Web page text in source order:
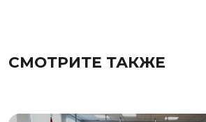
СМОТРИТЕ ТАКЖЕ